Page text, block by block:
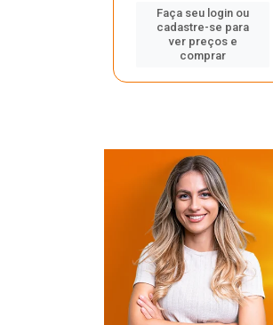
Faça seu login ou
cadastre-se para
ver preços e
comprar